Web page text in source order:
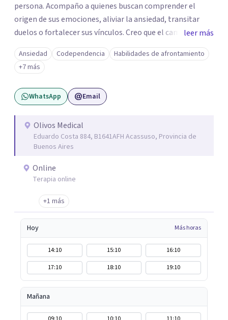
persona. Acompaño a quienes buscan comprender el
origen de sus emociones, aliviar la ansiedad, transitar
duelos o fortalecer sus vínculos. Creo que el camino hacia
una vida más auténtica comienza cuando nos animamos
a mirar hacia adentro y a reconocer las raíces de lo que
sentimos.
leer más
Ansiedad Codependencia
Habilidades de afrontamiento
+7 más
WhatsApp Email
Olivos Medical
Eduardo Costa 884, B1641AFH Acassuso, Provincia de
Buenos Aires
Online
Terapia online
+1 más
Hoy Más horas
14:10 15:10
16:10
17:10
18:10 19:10
Mañana